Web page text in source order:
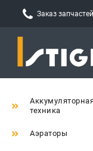
Заказ
техника
Аэраторы